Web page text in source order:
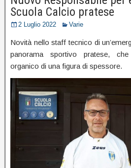
Scuola Calcio pratese
2 Luglio 2022 Varie
Novità nello staff tecnico di
panorama sportivo pratese,
organico di una figura di spessore.